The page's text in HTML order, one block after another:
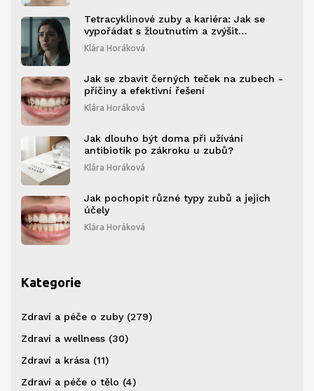
Tetracyklinové zuby a kariéra: Jak se
vypořádat s žloutnutím a zvýšit
sebevědomí
Klára Horáková
Jak se zbavit černých teček na zubech -
příčiny a efektivní řešení
Klára Horáková
Jak dlouho být doma při užívání
antibiotik po zákroku u zubů?
Klára Horáková
Jak pochopit různé typy zubů a jejich
účely
Klára Horáková
Kategorie
Zdraví a péče o zuby (279)
Zdraví a wellness (30)
Zdraví a krása (11)
Zdraví a péče o tělo (4)